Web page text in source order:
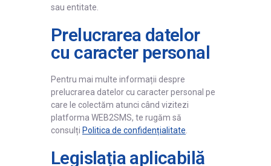
sau entitate.
Prelucrarea datelor
cu caracter personal
Pentru mai multe informații despre
prelucrarea datelor cu caracter personal pe
care le colectăm atunci când vizitezi
platforma WEB2SMS, te rugăm să
consulți Politica de confidențialitate
Legislația aplicabilă